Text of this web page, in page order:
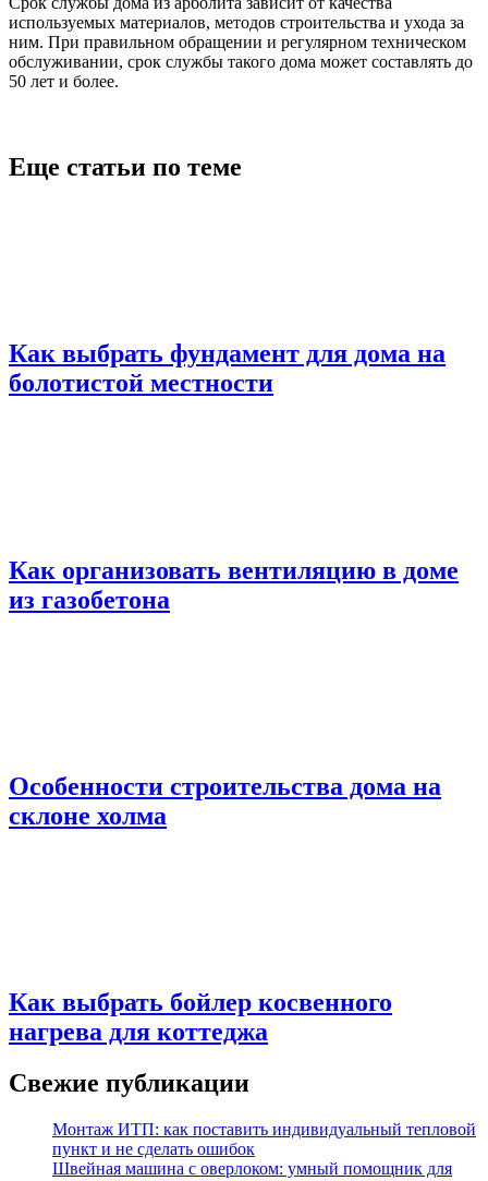
используемых материалов, методов строительства и ухода за
ним. При правильном обращении и регулярном техническом
обслуживании, срок службы такого дома может составлять до
50 лет и более.
Еще статьи по теме
Как выбрать фундамент для дома на
болотистой местности
Как организовать вентиляцию в доме
из газобетона
Особенности строительства дома на
склоне холма
Как выбрать бойлер косвенного
нагрева для коттеджа
Свежие публикации
Монтаж ИТП: как поставить индивидуальный тепловой
пункт и не сделать ошибок
Швейная машина с оверлоком: умный помощник для